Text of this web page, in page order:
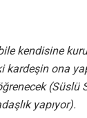
kendisine
ona
(Süslü
yapıyor).